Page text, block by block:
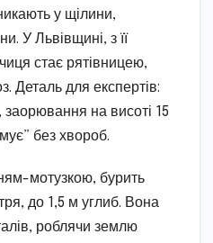
у щілини,
У Львівщині, з її
стає рятівницею,
Деталь для експертів:
заорювання на висоті 15
без хвороб.
мотузкою, бурить
до 1,5 м углиб. Вона
роблячи землю